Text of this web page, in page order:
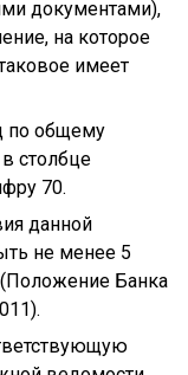
документами),
на которое
имеет
по общему
столбце
70.
данной
не менее 5
Банка